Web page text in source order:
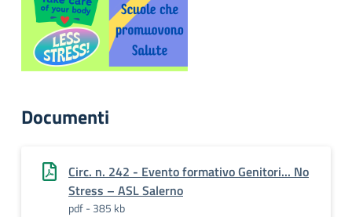
Documenti
Circ. n. 242 - Evento formativo Genitori... No
Stress – ASL Salerno
pdf - 385 kb